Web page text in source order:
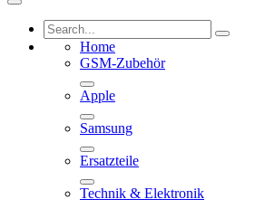
Home
GSM-Zubehör
Apple
Samsung
Ersatzteile
Technik & Elektronik